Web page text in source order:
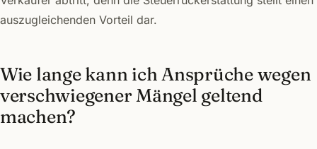
auszugleichenden Vorteil dar.
Wie lange kann ich Ansprüche wegen
verschwiegener Mängel geltend
machen?